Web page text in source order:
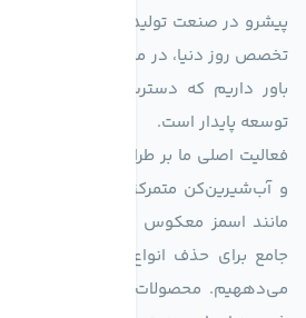
پیشرو در صنعت تولید تجهیزات تصفیه
تخصص روز دنیا، در مسیر تأمین آب سالم و
باور داریم که دسترسی به آب پاک،
توسعه پایدار است.
فعالیت اصلی ما بر طراحی و تولید
و آب‌شیرین‌کن متمرکز است. ما با
جامع برای حذف انواع آلاینده‌ها، املاح
می‌دههیم. محصولات ما برای مصارف